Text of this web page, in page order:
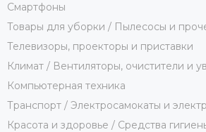
Смартфоны
Товары для уборки / Пылесосы и
Телевизоры, проекторы и приставки
Климат / Вентиляторы, очистители и
Компьютерная техника
Транспорт / Электросамокаты и
Красота и здоровье / Средства